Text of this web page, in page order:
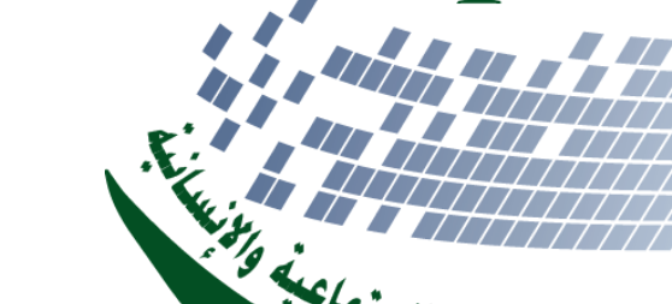
1 فبراير 2023
البرنامج الدراسي “ قسم علوم التسيير“ السداسي الثاني
2023/2022
28 مايو 2023
التصحيح النموذجي ” السنة